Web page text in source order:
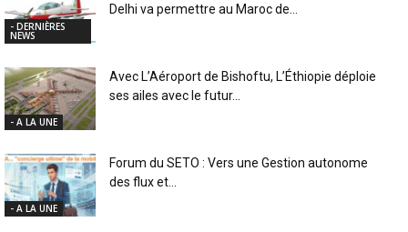
- DERNIÈRES
NEWS
Delhi va permettre au Maroc de...
- A LA UNE
Avec L’Aéroport de Bishoftu, L’Éthiopie déploie
ses ailes avec le futur...
- A LA UNE
Forum du SETO : Vers une Gestion autonome
des flux et...